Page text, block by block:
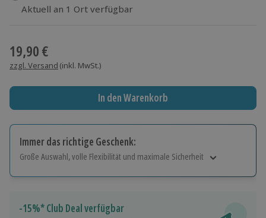
Aktuell an 1 Ort verfügbar
19,90 €
zzgl. Versand (inkl. MwSt.)
In den Warenkorb
Immer das richtige Geschenk:
Große Auswahl, volle Flexibilität und maximale Sicherheit
Jeder Gutschein für alle Erlebnisse einlösbar.
-15%* Club Deal verfügbar